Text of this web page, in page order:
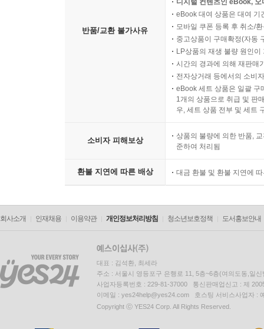
반품/교환 불가사유
디지털 컨텐츠인 eBook,
eBook 대여 상품은 대여 기
모바일 쿠폰 등록 후 취소/
중고상품이 구매확정(자동
LP상품의 재생 불량 원인
시간의 경과에 의해 재판매
전자상거래 등에서의 소비
eBook 세트 상품은 일괄 구
1개의 상품으로 취급 및 판
우, 세트 상품 전부 및 세트
소비자 피해보상
상품의 불량에 의한 반품,
준하여 처리됨
환불 지연에 따른 배상 대금 환불 및 환불 지연에
회사소개 인재채용 이용약관 개인정보처리방침 청소년보호정책 도서홍보안내
대표 : 김석환, 최세라
주소 : 서울시 영등포구 은행로 11, 5층~6층(여의도동,일신
사업자등록번호 : 229-81-37000 통신판매업신고 : 제
이메일 : yes24help@yes24.com 호스팅 서비스사업자 :
Copyright ⓒ YES24 Corp. All Rights Reserved.